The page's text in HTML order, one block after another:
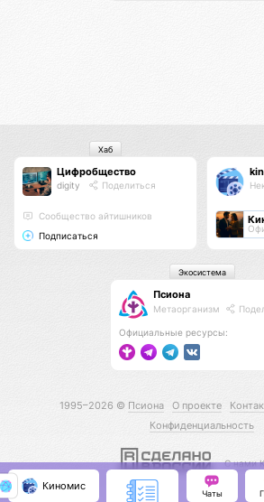
Цифробщество
digity Поделиться
Сообщество айтишников
Подписаться
Хаб
Псиона
Метаорганизм
Официальные ресурсы:
Экосистема
1995–2026 © Псиона О проекте
Конфиденциальность
С нами
Киномис
Чаты